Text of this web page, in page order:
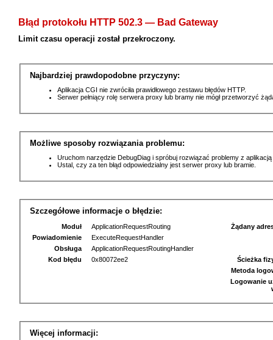
Błąd protokołu HTTP 502.3 — Bad Gateway
Limit czasu operacji został przekroczony.
Najbardziej prawdopodobne przyczyny:
Aplikacja CGI nie zwróciła prawidłowego zestawu błędów HTTP.
Serwer pełniący rolę serwera proxy lub bramy nie mógł przetworzyć
Możliwe sposoby rozwiązania problemu:
Uruchom narzędzie DebugDiag i spróbuj rozwiązać problemy z
Ustal, czy za ten błąd odpowiedzialny jest serwer proxy lub bramie.
Szczegółowe informacje o błędzie:
Moduł
ApplicationRequestRouting
Powiadomienie
ExecuteRequestHandler
Obsługa
ApplicationRequestRoutingHandler
Kod błędu
0x80072ee2
Żądany
Ścieżka
Metoda
Logowanie
Więcej informacji: